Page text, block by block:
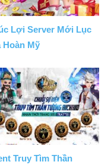
Lợi Server Mới Lục
Hoàn Mỹ
Truy Tìm Thần